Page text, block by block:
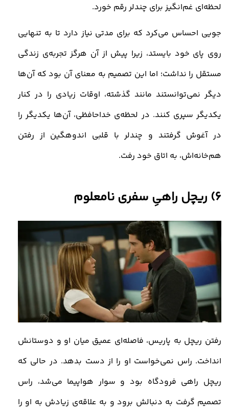
لحظه‌ای غم‌انگیز برای چندلر رقم خورد.
جویی احساس می‌کرد که برای مدتی نیاز دارد تا به تنهایی
روی پای خود بایستد، زیرا پیش از آن هرگز تجربه‌ی زندگی
مستقل را نداشت؛ اما این تصمیم به معنای آن بود که آن‌ها
دیگر نمی‌توانستند مانند گذشته، اوقات زیادی را در کنار
یکدیگر سپری کنند. در لحظه‌ی خداحافظی، آن‌ها یکدیگر را
در آغوش گرفتند و چندلر با قلبی اندوهگین از رفتن
هم‌خانه‌اش، به اتاق خود رفت.
6) ریچل راهیِ سفری نامعلوم
رفتن ریچل به پاریس، فاصله‌ای عمیق میان او و دوستانش
انداخت. راس نمی‌خواست او را از دست بدهد. در حالی که
ریچل راهی فرودگاه بود و سوار هواپیما می‌شد، راس
تصمیم گرفت به دنبالش برود و به علاقه‌ی زیادش به او را